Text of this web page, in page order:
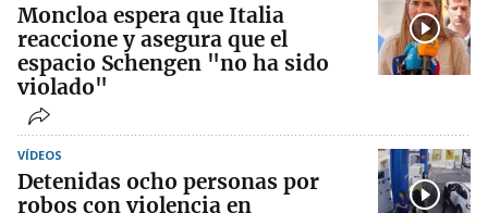
Moncloa espera que Italia
reaccione y asegura que el
espacio Schengen "no ha sido
violado"
VÍDEOS
Detenidas ocho personas por
robos con violencia en